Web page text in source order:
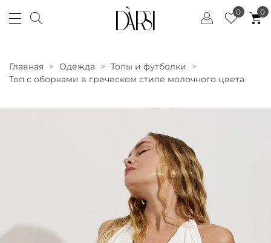
0 0
Главная Одежда
Топы и футболки
Топ с оборками в греческом стиле молочного цвета